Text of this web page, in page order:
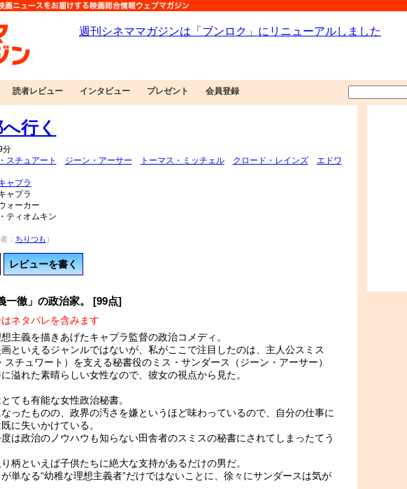
読者レビュー インタビュー プレゼント 会員登録
行く
分
スチュアート ジーン・アーサー トーマス・ミッチェル クロード・レインズ
エドワ
ャプラ
ャプラ
ォーカー
ティオムキン
： ちりつも ）
レビューを書く
一徹」の政治家。 [99点]
ネタバレを含みます
主義を描きあげたキャプラ監督の政治コメディ。
といえるジャンルではないが、私がここで注目したのは、主人公スミス
スチュワート）を支える秘書役のミス・サンダース（ジーン・アーサー）
溢れた素晴らしい女性なので、彼女の視点から見た。
ても有能な女性政治秘書。
ったものの、政界の汚さを嫌というほど味わっているので、自分の仕事に
に失いかけている。
は政治のノウハウも知らない田舎者のスミスの秘書にされてしまったてう
柄といえば子供たちに絶大な支持があるだけの男だ。
単なる“幼稚な理想主義者”だけではないことに、徐々にサンダースは気が